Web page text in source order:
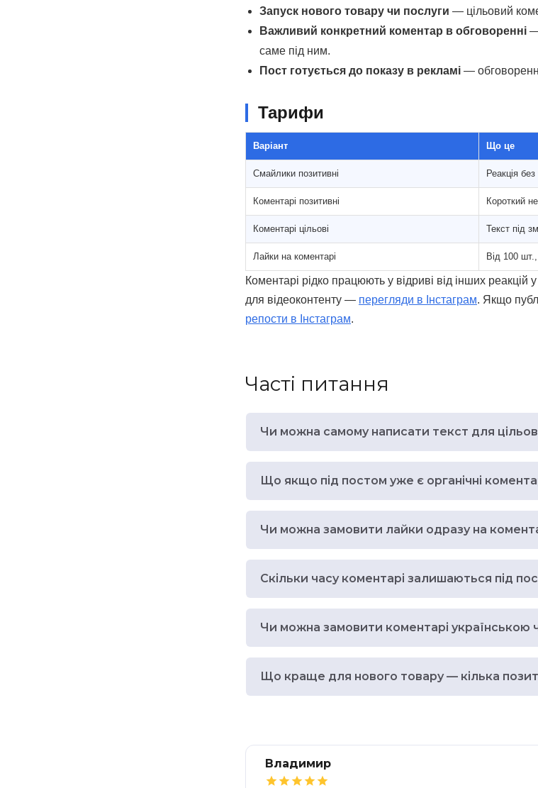
Запуск нового товару чи послуги — цільовий
Важливий конкретний коментар в обговоренні —
саме під ним.
Пост готується до показу в рекламі —
Тарифи
Варіант Що це
Смайлики позитивні Реакція без
Коментарі позитивні Короткий
Коментарі цільові Текст під
Лайки на коментарі Від 100 шт.,
Коментарі рідко працюють у відриві від інших реакцій у
для відеоконтенту — перегляди в Інстаграм. Якщо
репости в Інстаграм.
Часті питання
Чи можна самому написати текст для
Що якщо під постом уже є органічні
Чи можна замовити лайки одразу на
Скільки часу коментарі залишаються під
Чи можна замовити коментарі
Що краще для нового товару — кілька
Владимир
